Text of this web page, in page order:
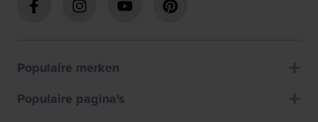
Populaire merken
Populaire pagina's